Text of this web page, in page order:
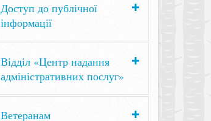
Доступ до публічної
інформації
Відділ «Центр надання
адміністративних послуг»
Ветеранам